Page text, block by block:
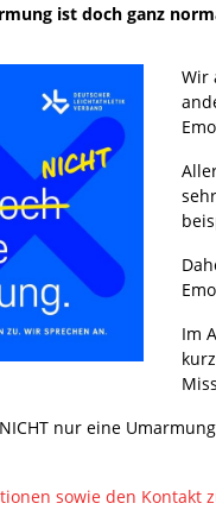
ist doch ganz
Wir
Im
nur eine
sowie den Kontakt